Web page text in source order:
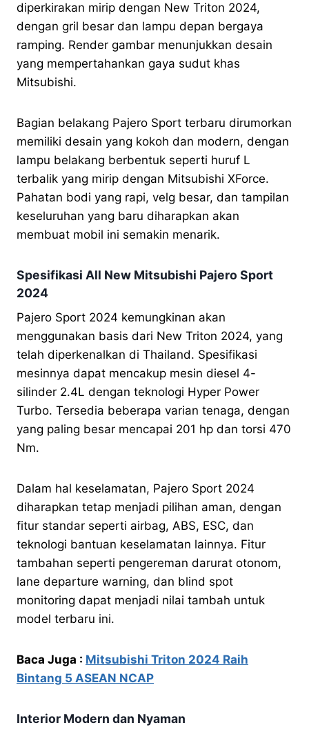
diperkirakan mirip dengan New Triton 2024,
dengan gril besar dan lampu depan bergaya
ramping. Render gambar menunjukkan desain
yang mempertahankan gaya sudut khas
Mitsubishi.
Bagian belakang Pajero Sport terbaru dirumorkan
memiliki desain yang kokoh dan modern, dengan
lampu belakang berbentuk seperti huruf L
terbalik yang mirip dengan Mitsubishi XForce.
Pahatan bodi yang rapi, velg besar, dan tampilan
keseluruhan yang baru diharapkan akan
membuat mobil ini semakin menarik.
Spesifikasi All New Mitsubishi Pajero Sport
2024
Pajero Sport 2024 kemungkinan akan
menggunakan basis dari New Triton 2024, yang
telah diperkenalkan di Thailand. Spesifikasi
mesinnya dapat mencakup mesin diesel 4-
silinder 2.4L dengan teknologi Hyper Power
Turbo. Tersedia beberapa varian tenaga, dengan
yang paling besar mencapai 201 hp dan torsi 470
Nm.
Dalam hal keselamatan, Pajero Sport 2024
diharapkan tetap menjadi pilihan aman, dengan
fitur standar seperti airbag, ABS, ESC, dan
teknologi bantuan keselamatan lainnya. Fitur
tambahan seperti pengereman darurat otonom,
lane departure warning, dan blind spot
monitoring dapat menjadi nilai tambah untuk
model terbaru ini.
Baca Juga : Mitsubishi Triton 2024 Raih
Bintang 5 ASEAN NCAP
Interior Modern dan Nyaman